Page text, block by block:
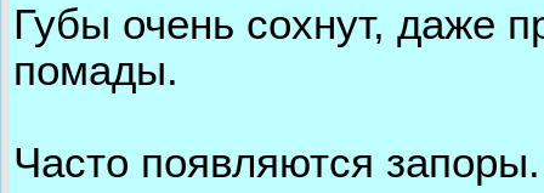
Губы очень сохнут, даже
помады.
Часто появляются запоры.